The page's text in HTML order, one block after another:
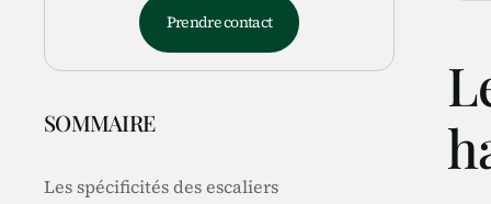
Prendre contact
SOMMAIRE
Les spécificités des escaliers